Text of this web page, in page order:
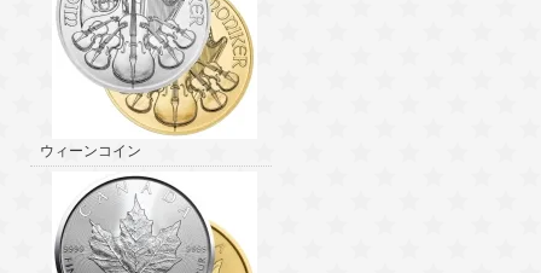
ウィーンコイン